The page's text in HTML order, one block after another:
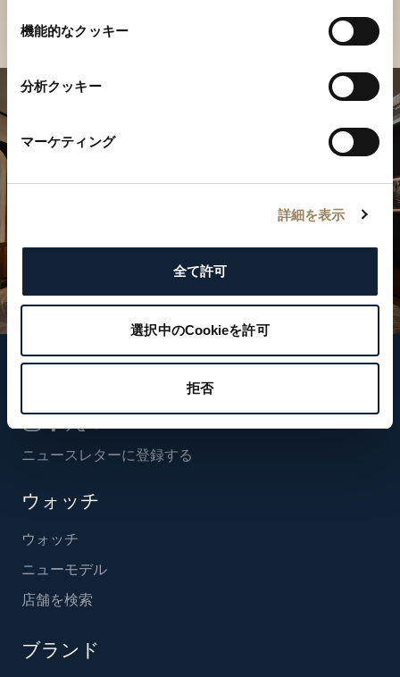
機能的なクッキー
分析クッキー
マーケティング
詳細を表示
全て許可
選択中のCookieを許可
拒否
ニュースレターに登録する
ウォッチ
ウォッチ
ニューモデル
店舗を検索
ブランド